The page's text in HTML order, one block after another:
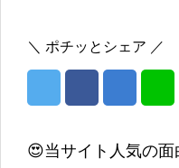
＼ ポチッとシェア ／
😍当サイト人気の面